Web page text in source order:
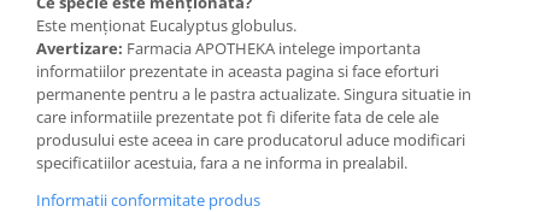
Este menționat Eucalyptus globulus.
Avertizare: Farmacia APOTHEKA intelege importanta
informatiilor prezentate in aceasta pagina si face eforturi
permanente pentru a le pastra actualizate. Singura situatie in
care informatiile prezentate pot fi diferite fata de cele ale
produsului este aceea in care producatorul aduce modificari
specificatiilor acestuia, fara a ne informa in prealabil.
Informatii conformitate produs